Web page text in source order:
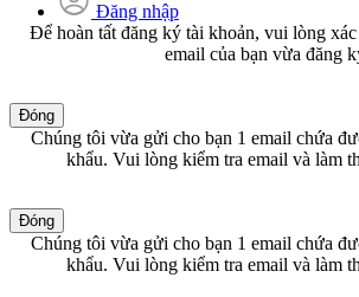
Đăng nhập
Để hoàn tất đăng ký tài khoản, vui lòng
email của bạn vừa đăng
Đóng
Chúng tôi vừa gửi cho bạn 1 email chứa
khẩu. Vui lòng kiểm tra email và làm
Đóng
Chúng tôi vừa gửi cho bạn 1 email chứa
khẩu. Vui lòng kiểm tra email và làm